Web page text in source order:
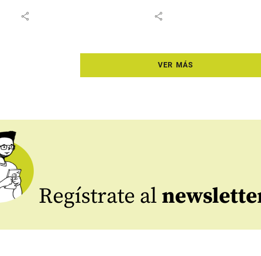
share share
VER MÁS
Regístrate al